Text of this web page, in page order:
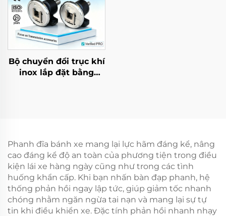
Bộ chuyển đổi trục khí
inox lắp đặt bằng
Phanh đĩa bánh xe mang lại lực hãm đáng kể, nâng
cao đáng kể độ an toàn của phương tiện trong điều
kiện lái xe hàng ngày cũng như trong các tình
huống khẩn cấp. Khi bạn nhấn bàn đạp phanh, hệ
thống phản hồi ngay lập tức, giúp giảm tốc nhanh
chóng nhằm ngăn ngừa tai nạn và mang lại sự tự
tin khi điều khiển xe. Đặc tính phản hồi nhanh nhạy